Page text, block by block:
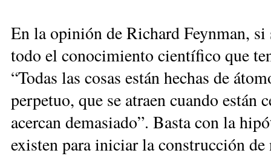
En la opinión de Richard Feynman,
todo el conocimiento científico que
“Todas las cosas están hechas de
perpetuo, que se atraen cuando están
acercan demasiado”. Basta con la
existen para iniciar la construcción